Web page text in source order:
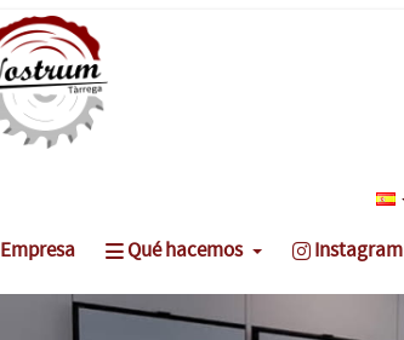
Empresa Qué hacemos Instagram